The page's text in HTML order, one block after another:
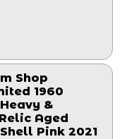
Shop
1960
&
Aged
Pink 2021